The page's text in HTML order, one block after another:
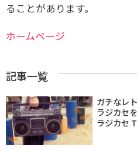
ることがあります。
ホームページ
記事一覧
ガチなレ
ラジカセ
ラジカセ